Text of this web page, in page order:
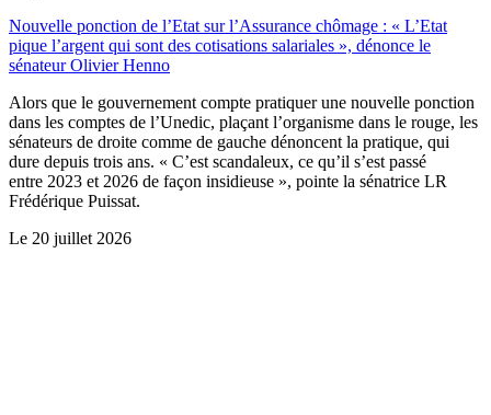
Nouvelle ponction de l’Etat sur l’Assurance chômage : « L’Etat
pique l’argent qui sont des cotisations salariales », dénonce le
sénateur Olivier Henno
Alors que le gouvernement compte pratiquer une nouvelle ponction
dans les comptes de l’Unedic, plaçant l’organisme dans le rouge, les
sénateurs de droite comme de gauche dénoncent la pratique, qui
dure depuis trois ans. « C’est scandaleux, ce qu’il s’est passé
entre 2023 et 2026 de façon insidieuse », pointe la sénatrice LR
Frédérique Puissat.
Le 20 juillet 2026